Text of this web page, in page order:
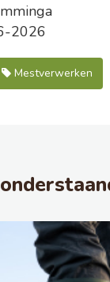
2026
Mestverwerken